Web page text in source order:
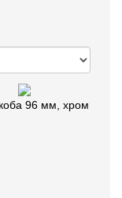
96 мм, хром